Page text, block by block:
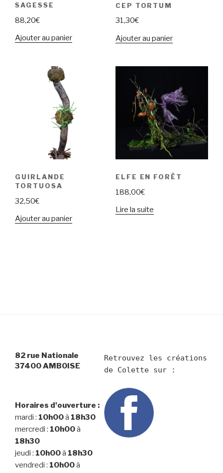
SAGESSE
88,20€
Ajouter au panier
CEP TORTUM
31,30€
Ajouter au panier
GUIRLANDE
TORTUOSA
32,50€
Ajouter au panier
ELFE EN FORÊT
188,00€
Lire la suite
82 rue Nationale
37400 AMBOISE
Horaires d'ouverture :
mardi : 10h00à 18h30
mercredi : 10h00à
18h30
jeudi : 10h00à 18h30
vendredi : 10h00à
Retrouvez les créations